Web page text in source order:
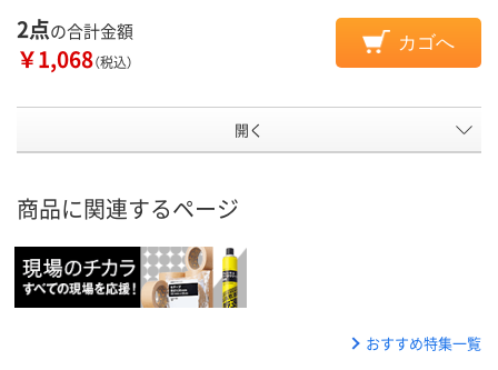
2点の合計金額
￥1,068（税込）
カゴへ
開く
商品に関連するページ
おすすめ特集一覧